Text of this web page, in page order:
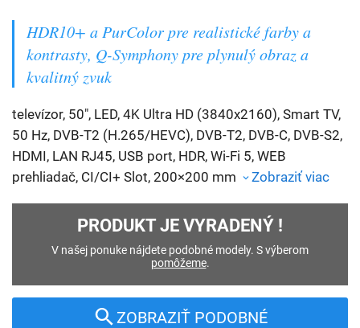
HDR10+ a PurColor pre realistické farby a
kontrasty, Q-Symphony pre plynulý obraz a
kvalitný zvuk
televízor, 50", LED, 4K Ultra HD (3840x2160), Smart TV,
50 Hz, DVB-T2 (H.265/HEVC), DVB-T2, DVB-C, DVB-S2,
HDMI, LAN RJ45, USB port, HDR, Wi-Fi 5, WEB
prehliadač, CI/CI+ Slot, 200×200 mm
Zobraziť viac
PRODUKT JE VYRADENÝ !
V našej ponuke nájdete podobné modely. S výberom
pomôžeme.
ZOBRAZIŤ PODOBNÉ